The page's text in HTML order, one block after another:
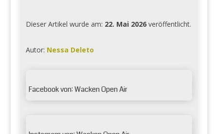
Dieser Artikel wurde am: 22. Mai 2026veröffentlicht.
Autor: Nessa Deleto
Facebook von: Wacken Open Air